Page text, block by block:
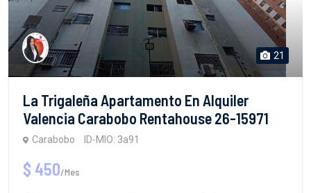
21
La Trigaleña Apartamento En Alquiler
Valencia Carabobo Rentahouse 26-15971
Carabobo ID-MIO: 3a91
$ 450/Mes